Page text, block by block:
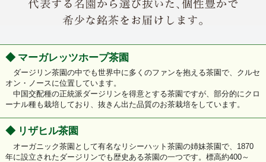
◆ マーガレッツホープ茶園
ダージリン茶園の中でも世界中に多くのファンを抱える茶園で、クルセ
オン・ノースに位置しています。
中国交配種の正統派ダージリンを得意とする茶園ですが、部分的にクロ
ーナル種も栽培しており、抜きん出た品質のお茶栽培をしています。
◆ リザヒル茶園
オーガニック茶園として有名なリシーハット茶園の姉妹茶園で、1870
年に設立されたダージリンでも歴史ある茶園の一つです。標高約400～